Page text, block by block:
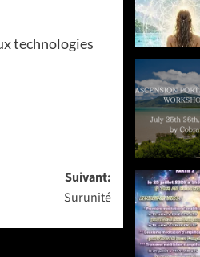
technologies
Suivant:
Surunité